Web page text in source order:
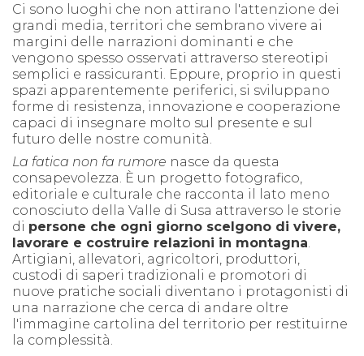
Ci sono luoghi che non attirano l'attenzione dei
grandi media, territori che sembrano vivere ai
margini delle narrazioni dominanti e che
vengono spesso osservati attraverso stereotipi
semplici e rassicuranti. Eppure, proprio in questi
spazi apparentemente periferici, si sviluppano
forme di resistenza, innovazione e cooperazione
capaci di insegnare molto sul presente e sul
futuro delle nostre comunità.
La fatica non fa rumore nasce da questa
consapevolezza. È un progetto fotografico,
editoriale e culturale che racconta il lato meno
conosciuto della Valle di Susa attraverso le storie
di persone che ogni giorno scelgono di vivere,
lavorare e costruire relazioni in montagna
Artigiani, allevatori, agricoltori, produttori,
custodi di saperi tradizionali e promotori di
nuove pratiche sociali diventano i protagonisti di
una narrazione che cerca di andare oltre
l'immagine cartolina del territorio per restituirne
la complessità.